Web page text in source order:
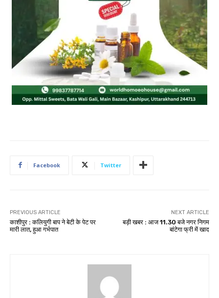
Facebook Twitter
PREVIOUS ARTICLE
काशीपुर : कलियुगी बाप ने बेटी के पेट पर
मारी लात, हुआ गर्भपात
NEXT ARTICLE
बड़ी खबर : आज 11.30 बजे नगर निगम
बांटेगा फ्री में खाद